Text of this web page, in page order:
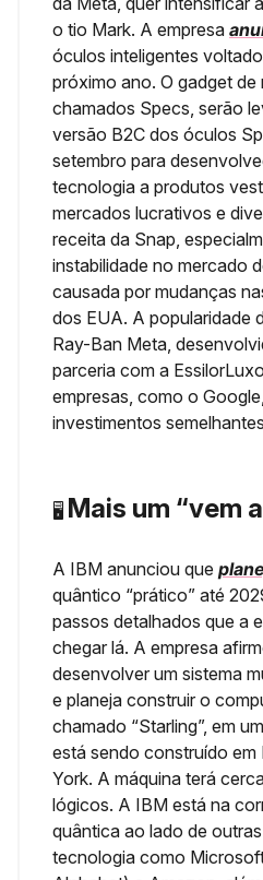
o tio Mark. A empresa
óculos inteligentes
próximo ano. O gadget de
chamados Specs, serão
versão B2C dos óculos
setembro para
tecnologia a produtos
mercados lucrativos e
receita da Snap,
instabilidade no mercado
causada por mudanças
dos EUA. A popularidade
Ray-Ban Meta,
parceria com a
empresas, como o
investimentos
🖥️ Mais um “vem
A IBM anunciou que
quântico “prático” até
passos detalhados que a
chegar lá. A empresa
desenvolver um sistema
e planeja construir o
chamado “Starling”, em
está sendo construído
York. A máquina terá
lógicos. A IBM está na
quântica ao lado de
tecnologia como